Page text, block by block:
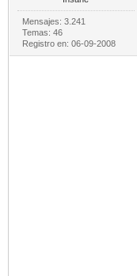
Mensajes: 3.241
Temas: 46
Registro en: 06-09-2008